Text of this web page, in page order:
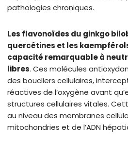
pathologies chroniques.
Les flavonoïdes du ginkgo
quercétines et les
capacité remarquable à
libres. Ces molécules
des boucliers cellulaires,
réactives de l’oxygène avant
structures cellulaires vitales.
au niveau des membranes
mitochondries et de l’ADN